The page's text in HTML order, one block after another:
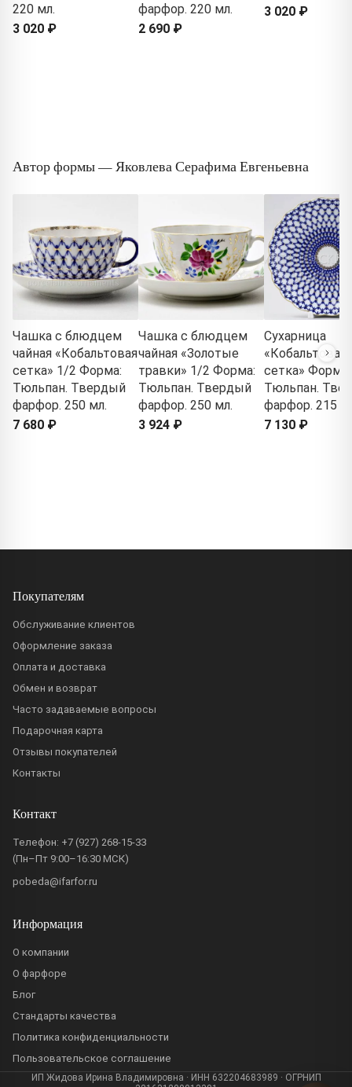
220 мл.
3 020 ₽
фарфор. 220 мл.
2 690 ₽
3 020 ₽
Автор формы — Яковлева Серафима Евгеньевна
Чашка с блюдцем
чайная «Кобальтовая
сетка» 1/2 Форма:
Тюльпан. Твердый
фарфор. 250 мл.
7 680 ₽
Чашка с блюдцем
чайная «Золотые
травки» 1/2 Форма:
Тюльпан. Твердый
фарфор. 250 мл.
3 924 ₽
Сухарница
«Кобальтовая
сетка» Форма:
Тюльпан.
фарфор. 215
7 130 ₽
Покупателям
Обслуживание клиентов
Оформление заказа
Оплата и доставка
Обмен и возврат
Часто задаваемые вопросы
Подарочная карта
Отзывы покупателей
Контакты
Контакт
Телефон: +7 (927) 268-15-33
(Пн–Пт 9:00–16:30 МСК)
pobeda@ifarfor.ru
Информация
О компании
О фарфоре
Блог
Стандарты качества
Политика конфиденциальности
Пользовательское соглашение
ИП Жидова Ирина Владимировна · ИНН 632204683989 · ОГРНИП